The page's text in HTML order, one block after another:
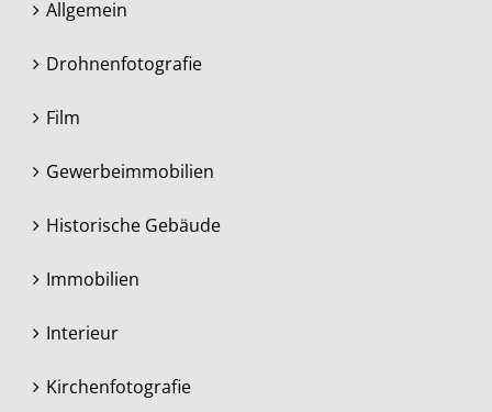
Allgemein
Drohnenfotografie
Film
Gewerbeimmobilien
Historische Gebäude
Immobilien
Interieur
Kirchenfotografie